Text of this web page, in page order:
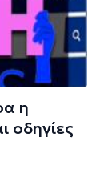
η
οδηγίες